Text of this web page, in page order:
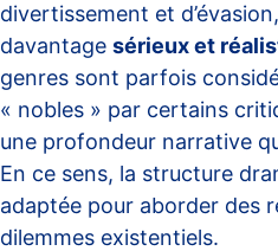
divertissement et
davantage sérieux et
genres sont parfois
« nobles » par certains
une profondeur narrative
En ce sens, la structure
adaptée pour aborder des
dilemmes existentiels.